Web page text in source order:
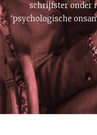
schrijfster onder
‘psychologische